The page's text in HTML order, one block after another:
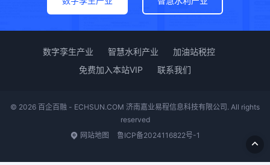
数字孪生产业 智慧水利产业
加油站税控
免费加入本站VIP
联系我们
© 2026 百企百融 - ECHSUN.COM 济南嘉业易程信息科技有限公司. All rights
reserved
网站地图
鲁ICP备2024116822号-1